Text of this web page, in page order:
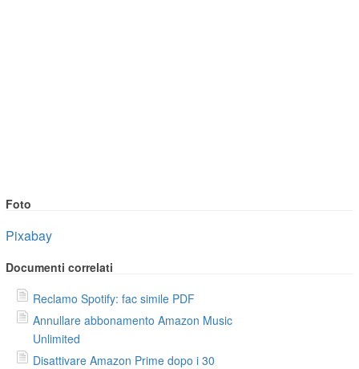
Foto
Pixabay
Documenti correlati
Reclamo Spotify: fac simile PDF
Annullare abbonamento Amazon Music
Unlimited
Disattivare Amazon Prime dopo i 30